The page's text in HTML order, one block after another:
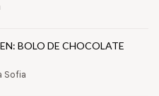
BOLO DE CHOCOLATE
Sofia